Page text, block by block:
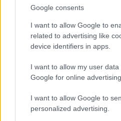
Google consents
I want to allow Google to
related to advertising like
device identifiers in apps.
I want to allow my user
Google for online
I want to allow Google to
personalized advertising.
CIENCIA Y TECNOLOGÍA